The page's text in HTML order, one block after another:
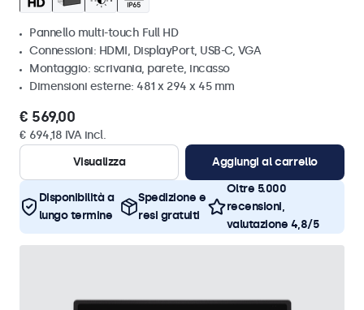
Pannello multi-touch Full HD
Connessioni: HDMI, DisplayPort, USB-C, VGA
Montaggio: scrivania, parete, incasso
Dimensioni esterne: 481 x 294 x 45 mm
€ 569,00
€ 694,18 IVA incl.
Visualizza
Aggiungi al carrello
Disponibilità a
lungo termine
Spedizione e
resi gratuiti
Oltre 5.000
recensioni,
valutazione 4,8/5